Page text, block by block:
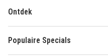
Ontdek
Populaire Specials